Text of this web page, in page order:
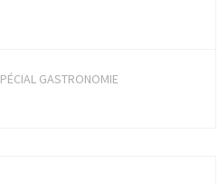
GASTRONOMIE